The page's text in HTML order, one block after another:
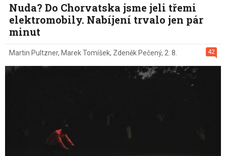
Nuda? Do Chorvatska jsme jeli třemi
elektromobily. Nabíjení trvalo jen pár
minut
42
Martin Pultzner, Marek Tomíšek, Zdeněk Pečený, 2. 8.